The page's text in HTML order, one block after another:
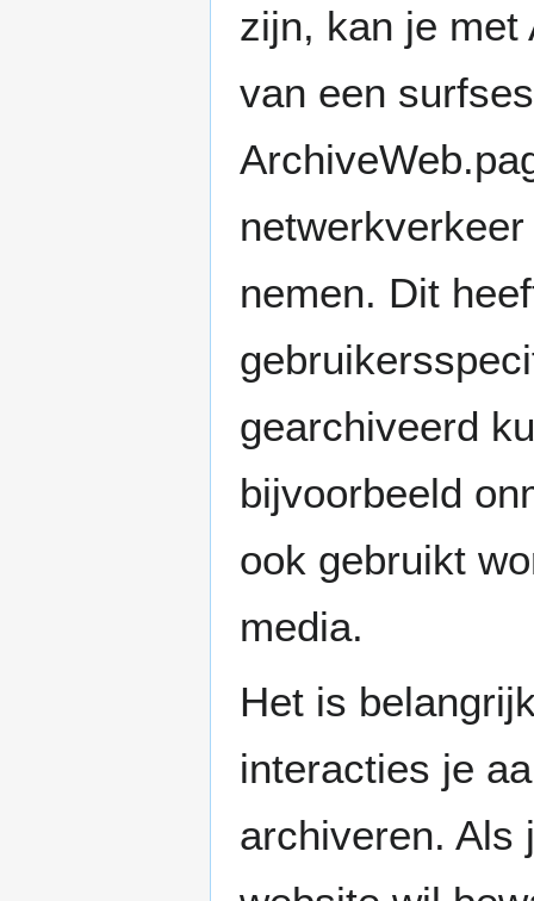
zijn, kan je met
van een
nemen. Dit
gearchiveerd
bijvoorbeeld
ook gebruikt
media.
Het is
interacties je
archiveren. Als